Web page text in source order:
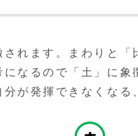
されます。まわりと
なるので「土」に
が発揮できなくなる